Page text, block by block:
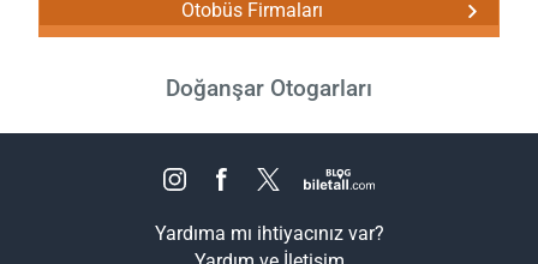
Otobüs Firmaları
Doğanşar Otogarları
Yardıma mı ihtiyacınız var?